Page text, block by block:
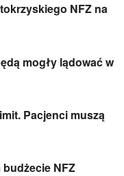
NFZ na
mogły lądować w
Pacjenci muszą
NFZ